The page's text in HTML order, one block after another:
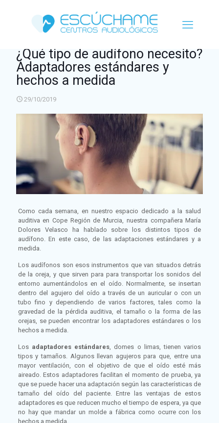
¿Qué tipo de audífono necesito?
Adaptadores estándares y
hechos a medida
29/10/2019
Como cada semana, en nuestro espacio dedicado a la salud
auditiva en Cope Región de Murcia, nuestra compañera María
Dolores Velasco ha hablado sobre los distintos tipos de
audífono. En este caso, de las adaptaciones estándares y a
medida.
Los audífonos son esos instrumentos que van situados detrás
de la oreja, y que sirven para para transportar los sonidos del
entorno aumentándolos en el oído. Normalmente, se insertan
dentro del agujero del oído a través de un auricular o con un
tubo fino y dependiendo de varios factores, tales como la
gravedad de la pérdida auditiva, el tamaño o la forma de las
orejas, se pueden encontrar los adaptadores estándares o los
hechos a medida.
Los adaptadores estándares , domes o limas, tienen varios
tipos y tamaños. Algunos llevan agujeros para que, entre una
mayor ventilación, con el objetivo de que el oído esté más
aireado. Estos adaptadores facilitan el momento de prueba, ya
que se puede hacer una adaptación según las características de
tamaño del oído del paciente. Entre las ventajas de estos
adaptadores es que reducen mucho el tiempo de espera, ya que
no hay que mandar un molde a fábrica como ocurre con los
hechos a medida.